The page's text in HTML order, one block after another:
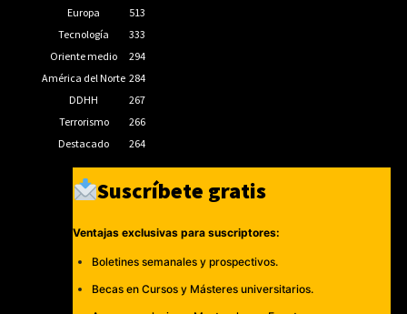
Europa
513
Tecnología
333
Oriente medio
294
América del Norte 284
DDHH
267
Terrorismo
266
Destacado
264
Suscríbete gratis
Ventajas exclusivas para suscriptores:
Boletines semanales y prospectivos.
Becas en Cursos y Másteres universitarios.